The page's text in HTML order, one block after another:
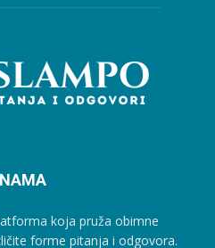
koja pruža obimne
forme pitanja i odgovora.